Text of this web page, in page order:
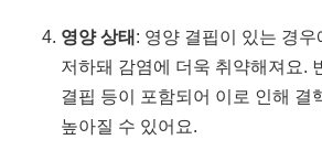
영양 상태: 영양 결핍이 있는 경
저하돼 감염에 더욱 취약해져요.
결핍 등이 포함되어 이로 인해 결
높아질 수 있어요.